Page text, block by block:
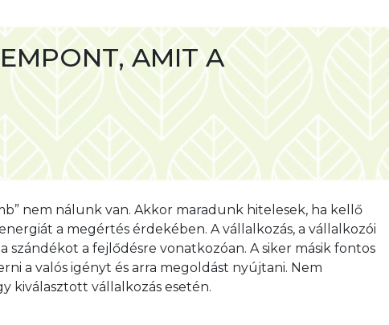
AMIT A
VÁLLALKOZÓI
nem nálunk van. Akkor maradunk hitelesek, ha kellő
a megértés érdekében. A vállalkozás, a vállalkozói
a fejlődésre vonatkozóan. A siker másik fontos
a valós igényt és arra megoldást nyújtani. Nem
kiválasztott vállalkozás esetén.